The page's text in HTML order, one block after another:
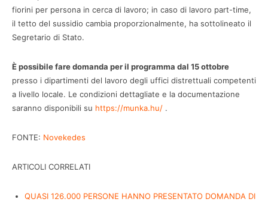
fiorini per persona in cerca di lavoro; in caso di lavoro part-time,
il tetto del sussidio cambia proporzionalmente, ha sottolineato il
Segretario di Stato.
È possibile fare domanda per il programma dal 15 ottobre
presso i dipartimenti del lavoro degli uffici distrettuali competenti
a livello locale. Le condizioni dettagliate e la documentazione
saranno disponibili su https://munka.hu/ .
FONTE: Novekedes
ARTICOLI CORRELATI
QUASI 126.000 PERSONE HANNO PRESENTATO DOMANDA DI